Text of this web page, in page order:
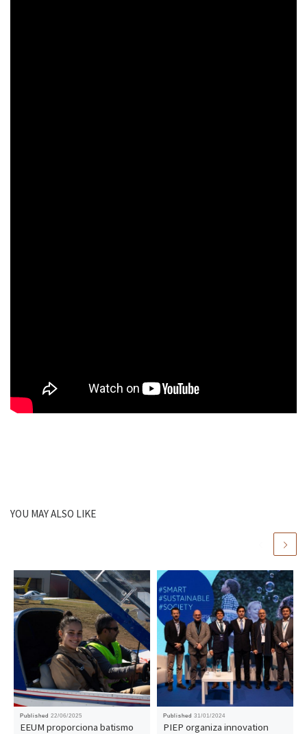
YOU MAY ALSO LIKE
Published 22/06/2025
EEUM proporciona batismo
Published 31/01/2024
PIEP organiza innovation